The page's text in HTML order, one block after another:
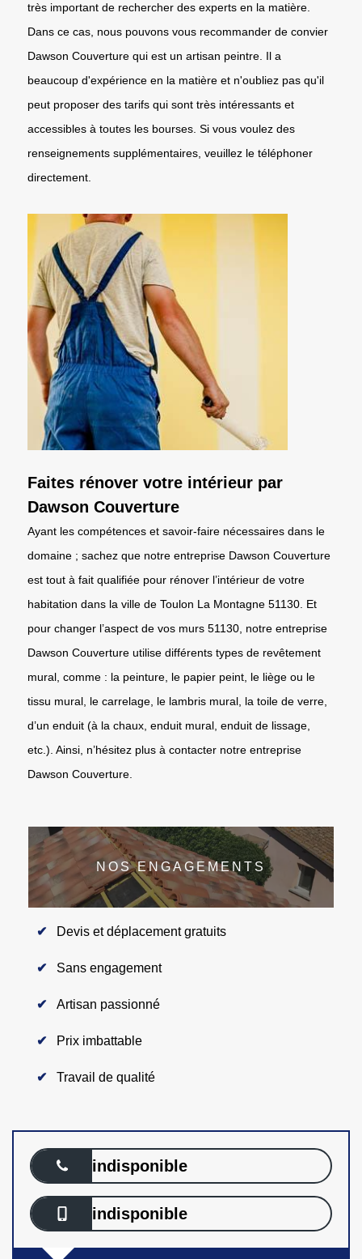
très important de rechercher des experts en la matière.
Dans ce cas, nous pouvons vous recommander de convier
Dawson Couverture qui est un artisan peintre. Il a
beaucoup d'expérience en la matière et n'oubliez pas qu'il
peut proposer des tarifs qui sont très intéressants et
accessibles à toutes les bourses. Si vous voulez des
renseignements supplémentaires, veuillez le téléphoner
directement.
Faites rénover votre intérieur par
Dawson Couverture
Ayant les compétences et savoir-faire nécessaires dans le
domaine ; sachez que notre entreprise Dawson Couverture
est tout à fait qualifiée pour rénover l’intérieur de votre
habitation dans la ville de Toulon La Montagne 51130. Et
pour changer l’aspect de vos murs 51130, notre entreprise
Dawson Couverture utilise différents types de revêtement
mural, comme : la peinture, le papier peint, le liège ou le
tissu mural, le carrelage, le lambris mural, la toile de verre,
d’un enduit (à la chaux, enduit mural, enduit de lissage,
etc.). Ainsi, n’hésitez plus à contacter notre entreprise
Dawson Couverture.
NOS ENGAGEMENTS
Devis et déplacement gratuits
Sans engagement
Artisan passionné
Prix imbattable
Travail de qualité
indisponible
indisponible